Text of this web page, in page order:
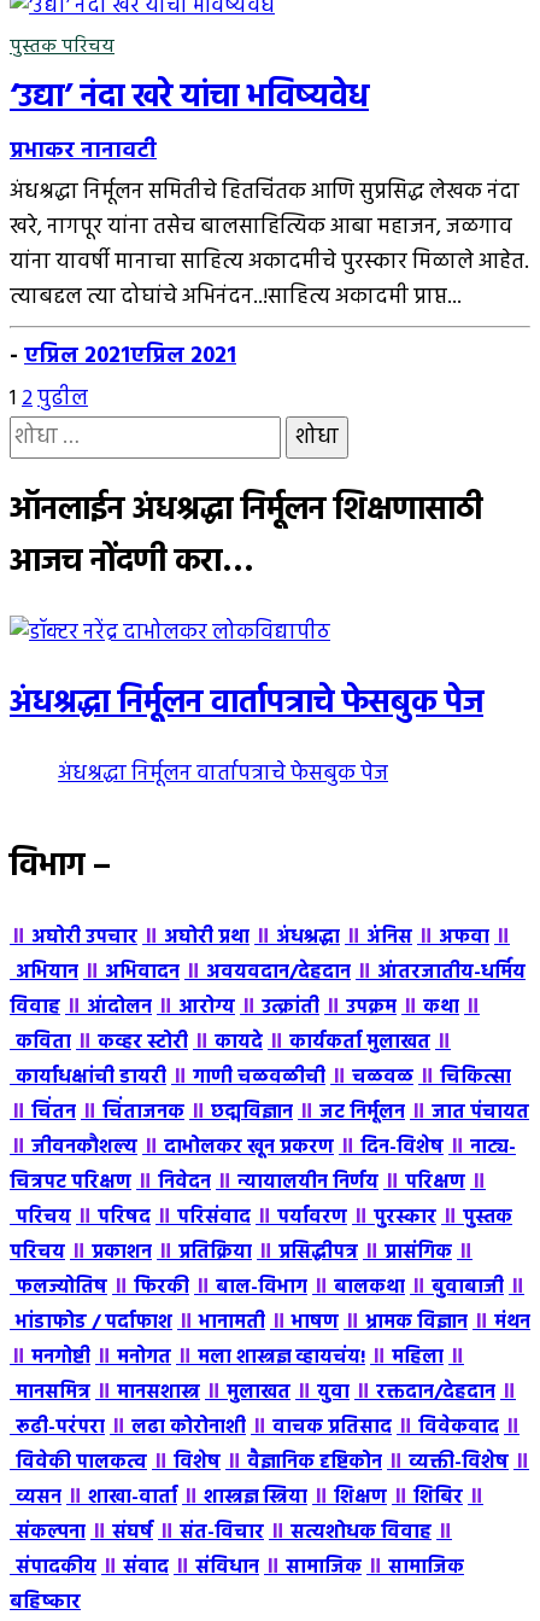
पुस्तक परिचय
‘उद्या’ नंदा खरे यांचा भविष्यवेध
प्रभाकर नानावटी
अंधश्रद्धा निर्मूलन समितीचे हितचिंतक आणि सुप्रसिद्ध लेखक नंदा
खरे, नागपूर यांना तसेच बालसाहित्यिक आबा महाजन, जळगाव
यांना यावर्षी मानाचा साहित्य अकादमीचे पुरस्कार मिळाले आहेत.
त्याबद्दल त्या दोघांचे अभिनंदन..!साहित्य अकादमी प्राप्त...
- एप्रिल 2021एप्रिल 2021
पोस्ट्स
पृष्ठांकन
12पुढील
यांचा
शोध
घ्या
ऑनलाईन अंधश्रद्धा निर्मूलन शिक्षणासाठी
आजच नोंदणी करा…
अंधश्रद्धा निर्मूलन वार्तापत्राचे फेसबुक पेज
अंधश्रद्धा निर्मूलन वार्तापत्राचे फेसबुक पेज
विभाग –
॥अघोरी उपचार॥अघोरी प्रथा॥अंधश्रद्धा॥अंंनिस॥अफवा॥
अभियान॥अभिवादन॥अवयवदान/देहदान॥आंतरजातीय-धर्मिय
विवाह॥आंदोलन॥आरोग्य॥उत्क्रांती॥उपक्रम॥कथा॥
कविता॥कव्हर स्टोरी॥कायदे॥कार्यकर्ता मुलाखत॥
कार्याधक्षांची डायरी॥गाणी चळवळीची॥चळवळ॥चिकित्सा
॥चिंतन॥चिंताजनक॥छद्मविज्ञान॥जट निर्मूलन॥जात पंचायत
॥जीवनकौशल्य॥दाभोलकर खून प्रकरण॥दिन-विशेष॥नाट्य-
चित्रपट परिक्षण॥निवेदन॥न्यायालयीन निर्णय॥परिक्षण॥
परिचय॥परिषद॥परिसंवाद॥पर्यावरण॥पुरस्कार॥पुस्तक
परिचय॥प्रकाशन॥प्रतिक्रिया॥प्रसिद्धीपत्र॥प्रासंगिक॥
फलज्योतिष॥फिरकी॥बाल-विभाग॥बालकथा॥बुवाबाजी॥
भांडाफोड / पर्दाफाश॥भानामती॥भाषण॥भ्रामक विज्ञान॥मंथन
॥मनगोष्टी॥मनोगत॥मला शास्त्रज्ञ व्हायचंय!॥महिला॥
मानसमित्र॥मानसशास्त्र॥मुलाखत॥युवा॥रक्तदान/देहदान॥
रूढी-परंपरा॥लढा कोरोनाशी॥वाचक प्रतिसाद॥विवेकवाद॥
विवेकी पालकत्व॥विशेष॥वैज्ञानिक दृष्टिकोन॥व्यक्ती-विशेष॥
व्यसन॥शाखा-वार्ता॥शास्त्रज्ञ स्त्रिया॥शिक्षण॥शिबिर॥
संकल्पना॥संघर्ष॥संत-विचार॥सत्यशोधक विवाह॥
संपादकीय॥संवाद॥संविधान॥सामाजिक॥सामाजिक
बहिष्कार